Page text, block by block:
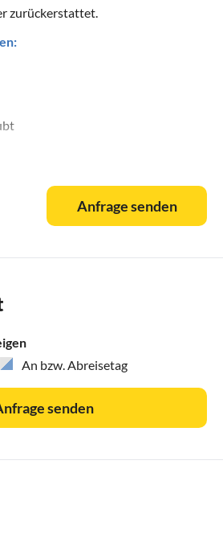
zurückerstattet.
mit Gartenmöbeln und 2
Anfrage senden
An bzw. Abreisetag
senden